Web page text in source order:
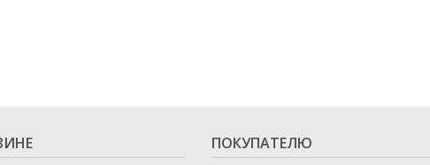
ПОКУПАТЕЛЮ